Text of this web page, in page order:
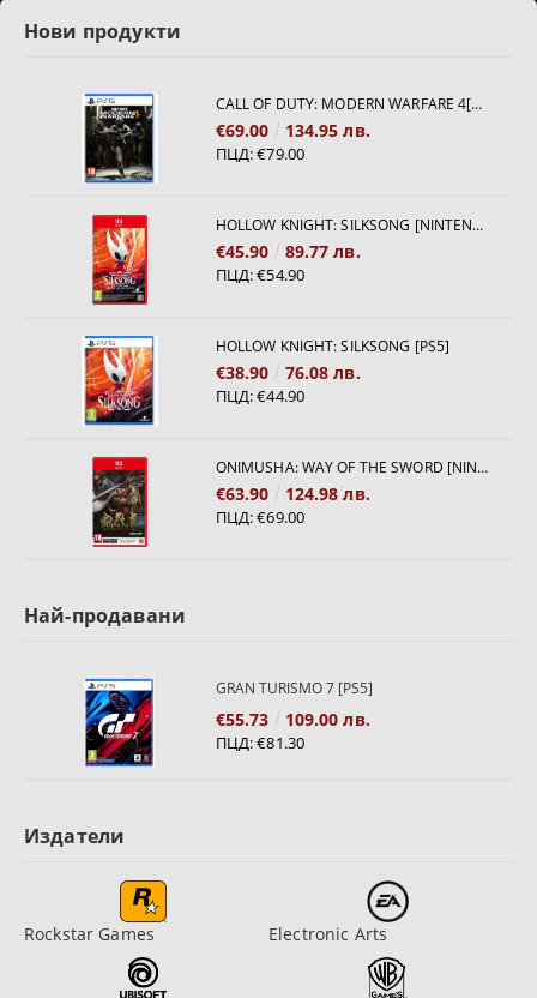
Нови продукти
CALL OF DUTY: MODERN WARFARE 4[PS5]
€69.00 134.95 лв.
ПЦД:€79.00
HOLLOW KNIGHT: SILKSONG [NINTENDO SWITCH 2]
€45.90 89.77 лв.
ПЦД:€54.90
HOLLOW KNIGHT: SILKSONG [PS5]
€38.90 76.08 лв.
ПЦД:€44.90
ONIMUSHA: WAY OF THE SWORD [NINTENDO SWITCH 2]
€63.90 124.98 лв.
ПЦД:€69.00
Най-продавани
GRAN TURISMO 7 [PS5]
€55.73 109.00 лв.
ПЦД:€81.30
Издатели
Rockstar Games Electronic Arts